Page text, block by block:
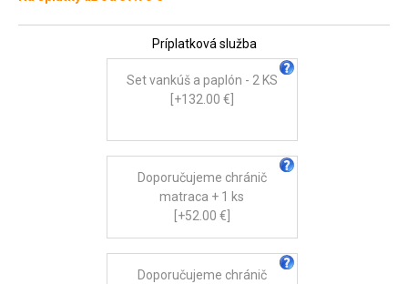
Príplatková služba
Set vankúš a paplón - 2 KS
[+132.00 €]
Doporučujeme chránič
matraca + 1 ks
[+52.00 €]
Doporučujeme chránič